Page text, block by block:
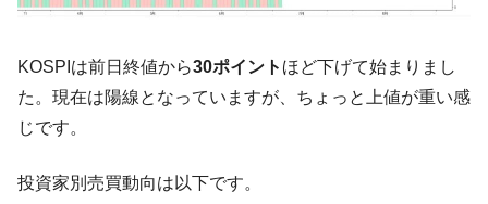
ーにウソのデータを入力したのは明白だ」
言。
『Money1』
韓国は「中国と同じく」投資に不適格な国
だ。
『Money1』
す」⇒「金を経由するドル入手」手段ではないのか？
KOSPIは前日終値から30ポイント ほど下げて始まりまし
た。現在は陽線となっていますが、ちょっと上値が重い感
じです。
投資家別売買動向は以下です。